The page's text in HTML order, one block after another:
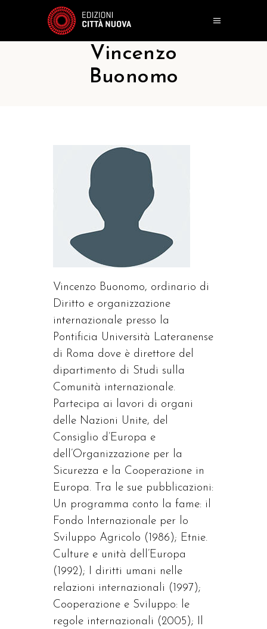
Vincenzo
Buonomo
Vincenzo Buonomo, ordinario di
Diritto e organizzazione
internazionale presso la
Pontificia Università Lateranense
di Roma dove è direttore del
dipartimento di Studi sulla
Comunità internazionale.
Partecipa ai lavori di organi
delle Nazioni Unite, del
Consiglio d’Europa e
dell’Organizzazione per la
Sicurezza e la Cooperazione in
Europa. Tra le sue pubblicazioni:
Un programma conto la fame: il
Fondo Internazionale per lo
Sviluppo Agricolo (1986); Etnie.
Culture e unità dell’Europa
(1992); I diritti umani nelle
relazioni internazionali (1997);
Cooperazione e Sviluppo: le
regole internazionali (2005); Il